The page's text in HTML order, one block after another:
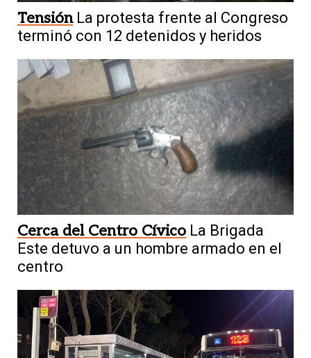
Tensión La protesta frente al Congreso
terminó con 12 detenidos y heridos
Cerca del Centro Cívico La Brigada
Este detuvo a un hombre armado en el
centro